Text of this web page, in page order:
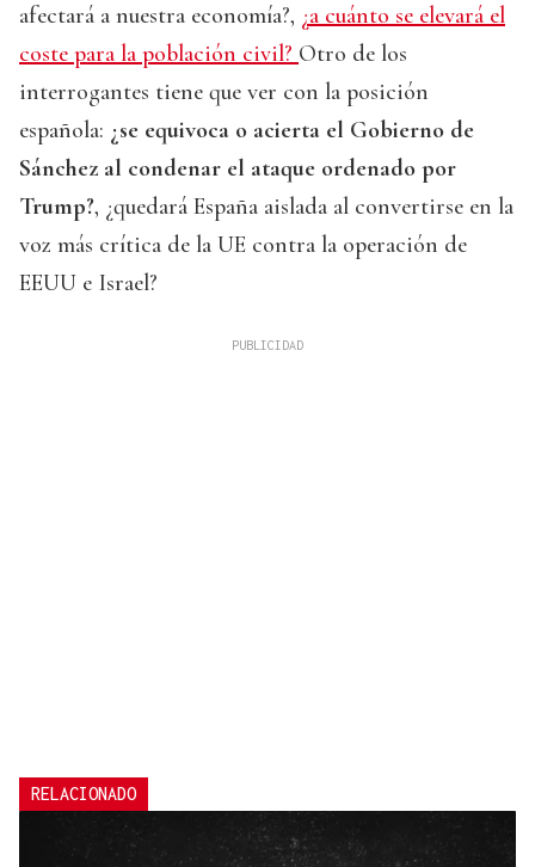
afectará a nuestra economía?, ¿a cuánto se elevará el
coste para la población civil? Otro de los
interrogantes tiene que ver con la posición
española: ¿se equivoca o acierta el Gobierno de
Sánchez al condenar el ataque ordenado por
Trump?, ¿quedará España aislada al convertirse en la
voz más crítica de la UE contra la operación de
EEUU e Israel?
RELACIONADO